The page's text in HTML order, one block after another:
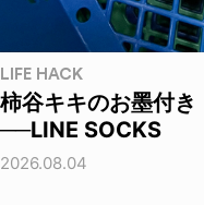
LIFE HACK
柿谷キキのお墨付き
──LINE SOCKS
2026.08.04